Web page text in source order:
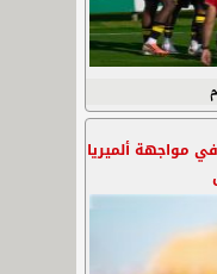
مواجهة ألميريا